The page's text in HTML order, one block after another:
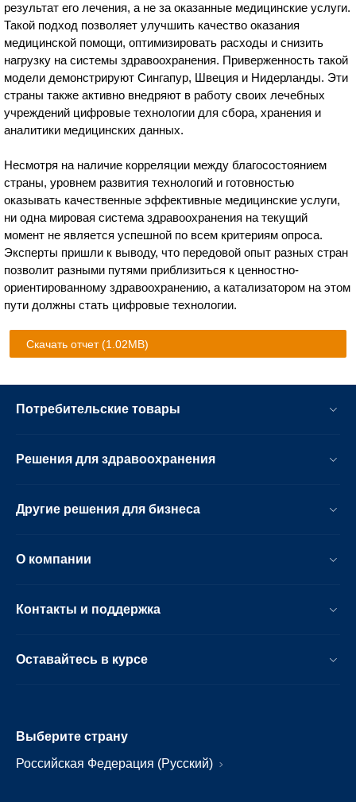
результат его лечения, а не за оказанные медицинские услуги.
Такой подход позволяет улучшить качество оказания
медицинской помощи, оптимизировать расходы и снизить
нагрузку на системы здравоохранения. Приверженность такой
модели демонстрируют Сингапур, Швеция и Нидерланды. Эти
страны также активно внедряют в работу своих лечебных
учреждений цифровые технологии для сбора, хранения и
аналитики медицинских данных.
Несмотря на наличие корреляции между благосостоянием
страны, уровнем развития технологий и готовностью
оказывать качественные эффективные медицинские услуги,
ни одна мировая система здравоохранения на текущий
момент не является успешной по всем критериям опроса.
Эксперты пришли к выводу, что передовой опыт разных стран
позволит разными путями приблизиться к ценностно-
ориентированному здравоохранению, а катализатором на этом
пути должны стать цифровые технологии.
Скачать отчет(1.02MB)
Потребительские товары
Решения для здравоохранения
Другие решения для бизнеса
О компании
Контакты и поддержка
Оставайтесь в курсе
Выберите страну
Российская Федерация (Русский)